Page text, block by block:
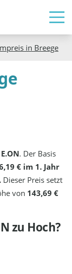
in Breege
E.ON. Der Basis
€ im 1. Jahr
Dieser Preis setzt
von 143,69 €
zu Hoch?